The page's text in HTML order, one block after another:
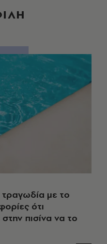
με το
ότι
πισίνα να το